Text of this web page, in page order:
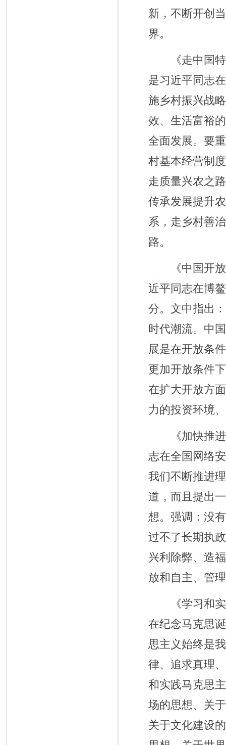
新，不断开创
界。
《走中国特
是习近平同志
施乡村振兴战
效、生活富裕
全面发展。要
村基本经营制
走质量兴农之
传承发展提升
系，走乡村善
路。
《中国开放
近平同志在博
分。文中指出
时代潮流。中
展是在开放条
更加开放条件
在扩大开放方
力的投资环境
《加快推进
志在全国网络
我们不断推进
道，而且提出
想。强调：没
过不了长期执
兴利除弊、造
放和自主、管
《学习和实
在纪念马克思
思主义始终是
律、追求真理
和实践马克思
场的思想、关
关于文化建设